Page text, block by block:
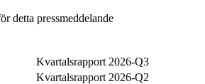
detta pressmeddelande
Kvartalsrapport 2026-Q3
Kvartalsrapport 2026-Q2